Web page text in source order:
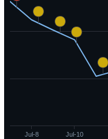
Jul-8 Jul-10